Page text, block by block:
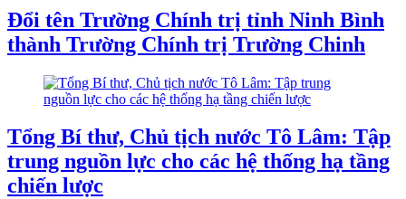
Đổi tên Trường Chính trị tỉnh Ninh Bình
thành Trường Chính trị Trường Chinh
Tổng Bí thư, Chủ tịch nước Tô Lâm: Tập
trung nguồn lực cho các hệ thống hạ tầng
chiến lược